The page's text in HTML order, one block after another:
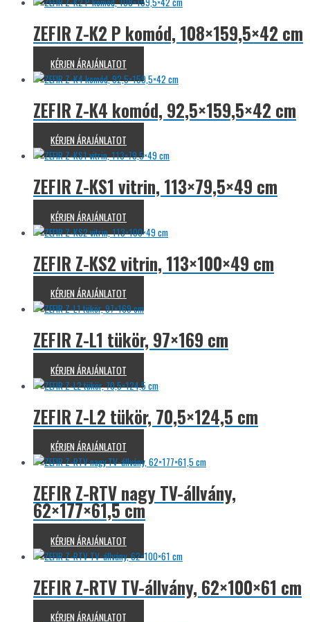
ZEFIR Z-K2 P komód, 108×159,5×42 cm
KÉRJEN ÁRAJÁNLATOT
ZEFIR Z-K4 komód, 92,5×159,5×42 cm
KÉRJEN ÁRAJÁNLATOT
ZEFIR Z-KS1 vitrin, 113×79,5×49 cm
KÉRJEN ÁRAJÁNLATOT
ZEFIR Z-KS2 vitrin, 113×100×49 cm
KÉRJEN ÁRAJÁNLATOT
ZEFIR Z-L1 tükör, 97×169 cm
KÉRJEN ÁRAJÁNLATOT
ZEFIR Z-L2 tükör, 70,5×124,5 cm
KÉRJEN ÁRAJÁNLATOT
ZEFIR Z-RTV nagy TV-állvány,
62×177×61,5 cm
KÉRJEN ÁRAJÁNLATOT
ZEFIR Z-RTV TV-állvány, 62×100×61 cm
KÉRJEN ÁRAJÁNLATOT